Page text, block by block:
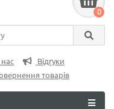
0
Відгуки
товарів